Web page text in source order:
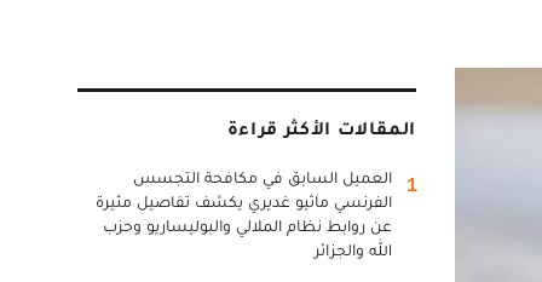
المقالات الأكثر قراءة
1
العميل السابق في مكافحة التجسس
الفرنسي ماثيو غديري يكشف تفاصيل مثيرة
عن روابط نظام الملالي والبوليساريو وحزب
الله والجزائر